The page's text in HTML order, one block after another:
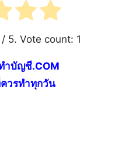
5. Vote count: 1
ำบัญชี.COM
วรทําทุกวัน